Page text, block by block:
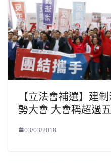
【立法會補選】建
勢大會 大會稱超過
03/03/2018